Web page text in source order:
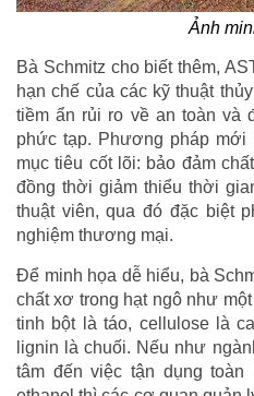
Ảnh
Bà Schmitz cho biết thêm,
hạn chế của các kỹ thuật
tiềm ẩn rủi ro về an toàn và
phức tạp. Phương pháp
mục tiêu cốt lõi: bảo đảm
đồng thời giảm thiểu thời
thuật viên, qua đó đặc biệt
nghiệm thương mại.
Để minh họa dễ hiểu, bà
chất xơ trong hạt ngô như một
tinh bột là táo, cellulose là
lignin là chuối. Nếu như
tâm đến việc tận dụng toàn